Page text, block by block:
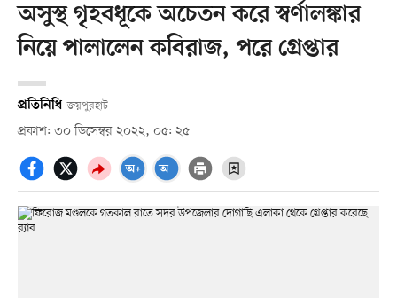
অসুস্থ গৃহবধূকে অচেতন করে স্বর্ণালঙ্কার
নিয়ে পালালেন কবিরাজ, পরে গ্রেপ্তার
প্রতিনিধি জয়পুরহাট
প্রকাশ: ৩০ ডিসেম্বর ২০২২, ০৫: ২৫